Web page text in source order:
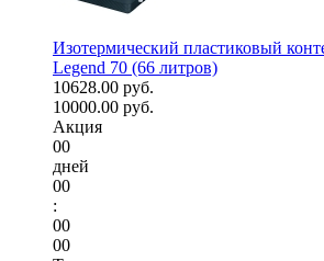
Изотермический пластиковый
Legend 70 (66 литров)
10628.00 руб.
10000.00 руб.
Акция
00
дней
00
:
00
00